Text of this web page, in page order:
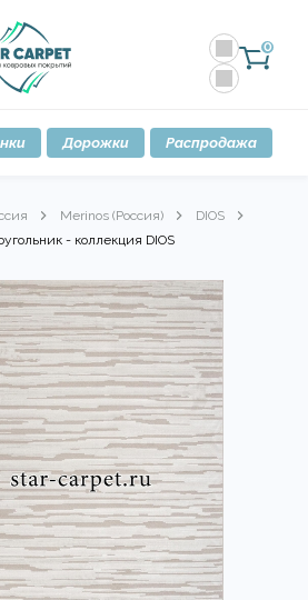
0
Дорожки Распродажа
Merinos (Россия)
DIOS
- коллекция DIOS